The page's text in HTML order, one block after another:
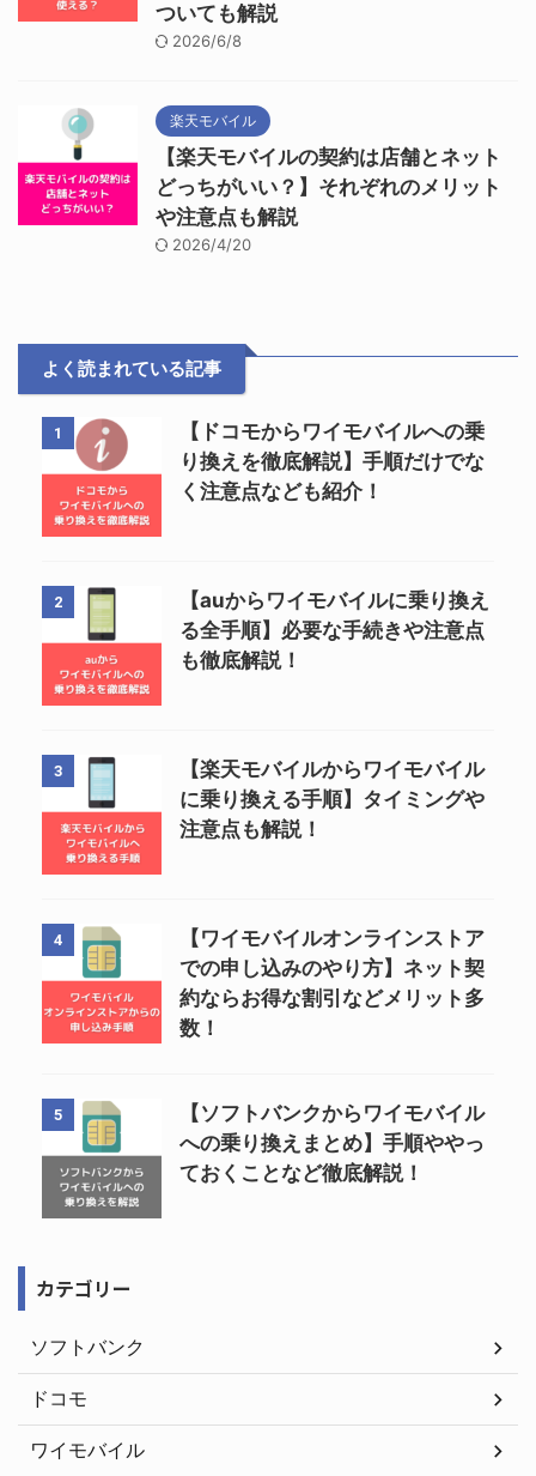
ついても解説
2026/6/8
楽天モバイル
【楽天モバイルの契約は店舗とネット
どっちがいい？】それぞれのメリット
や注意点も解説
2026/4/20
よく読まれている記事
1
【ドコモからワイモバイルへの乗
り換えを徹底解説】手順だけでな
く注意点なども紹介！
2
【auからワイモバイルに乗り換え
る全手順】必要な手続きや注意点
も徹底解説！
3
【楽天モバイルからワイモバイル
に乗り換える手順】タイミングや
注意点も解説！
4
【ワイモバイルオンラインストア
での申し込みのやり方】ネット契
約ならお得な割引などメリット多
数！
5
【ソフトバンクからワイモバイル
への乗り換えまとめ】手順ややっ
ておくことなど徹底解説！
カテゴリー
ソフトバンク
ドコモ
ワイモバイル